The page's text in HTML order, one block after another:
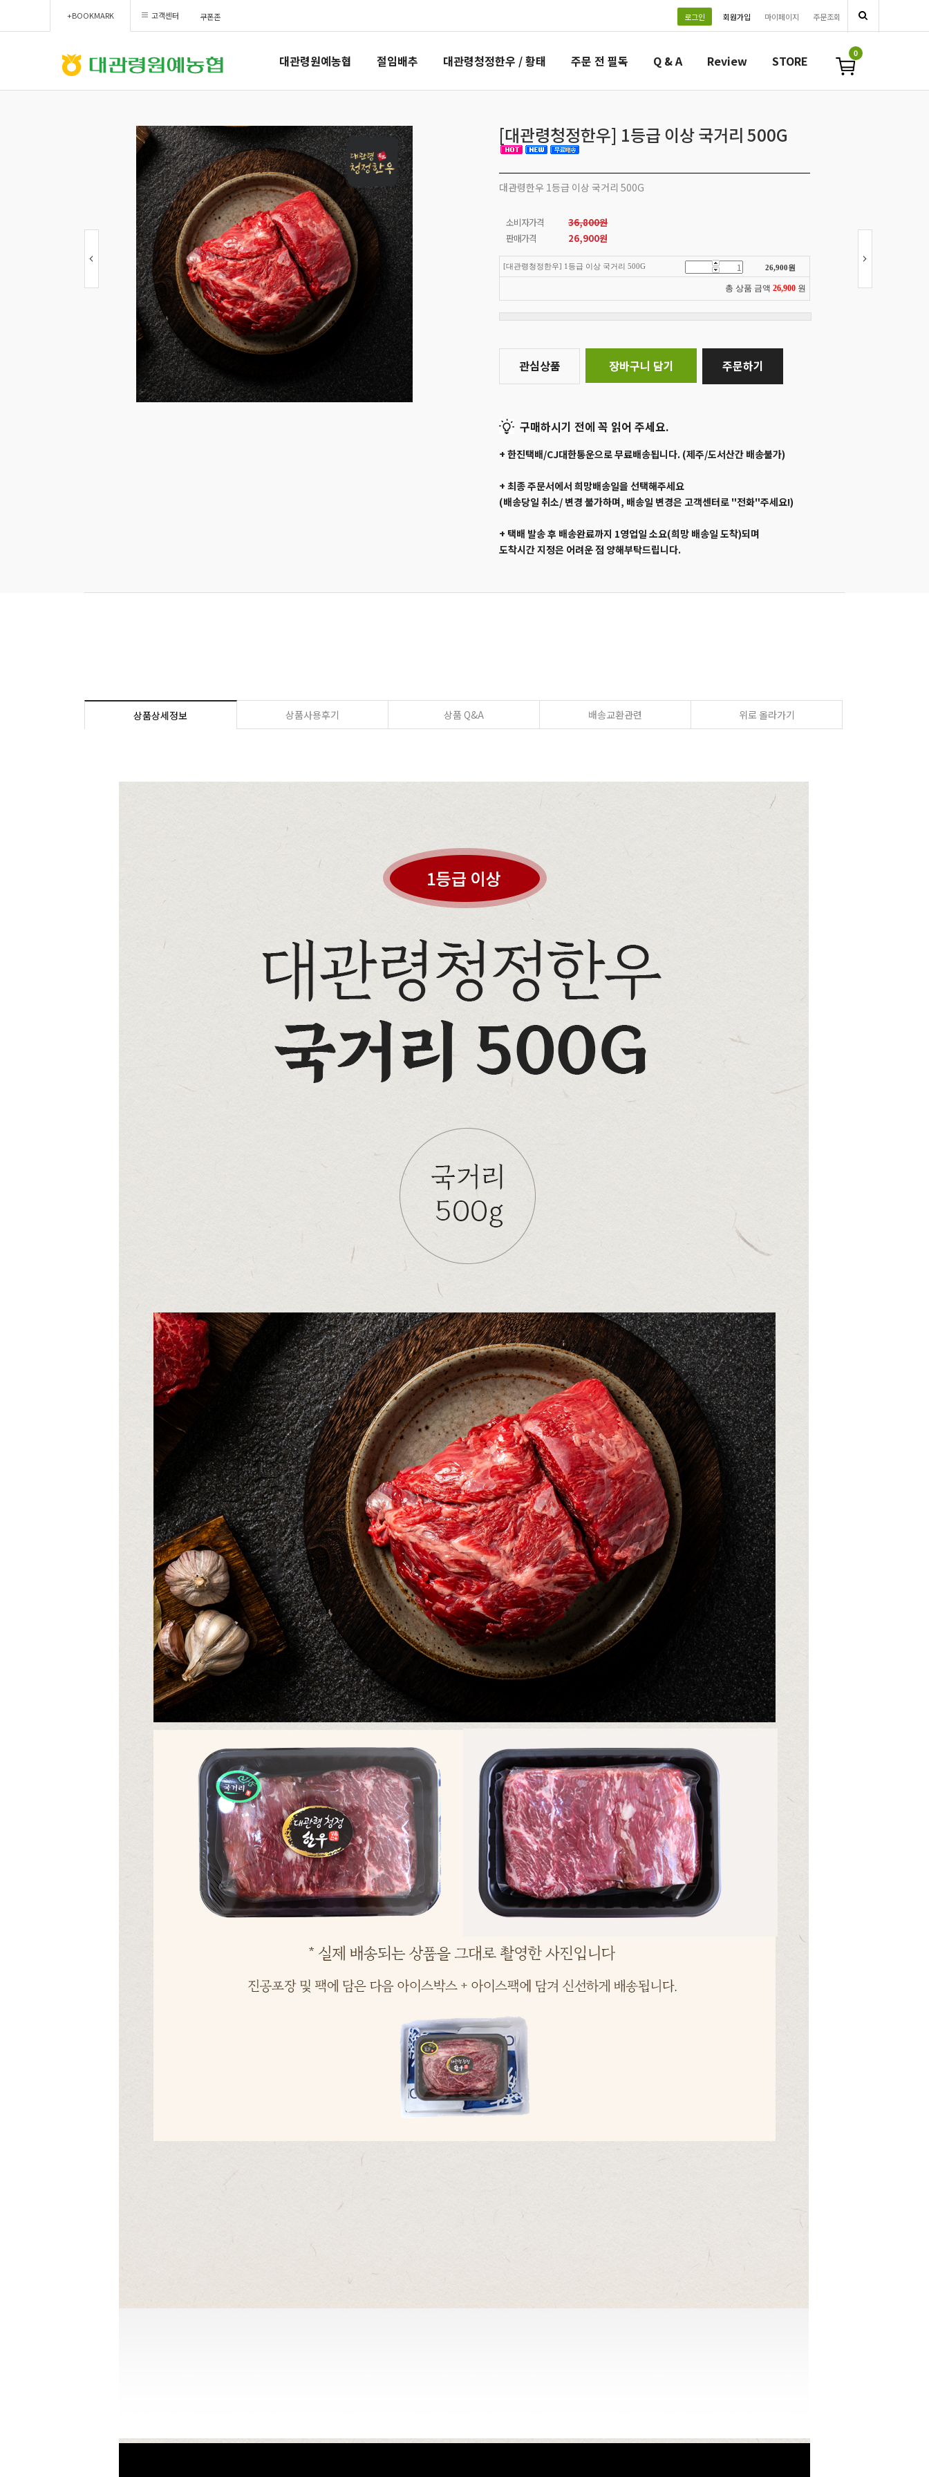
+BOOKMARK 고객센터 쿠폰존 로그인 회원가입 마이페이지 주문조회
대관령원예농협 절임배추 대관령청정한우 / 황태 주문 전 필독 Q & A Review STORE 0
[대관령청정한우] 1등급 이상 국거리 500G
대관령한우 1등급 이상 국거리 500G
소비자가격
36,800원
판매가격
26,900원
[대관령청정한우] 1등급 이상 국거리 500G 26,900원
총 상품 금액 26,900 원
관심상품 장바구니 담기 주문하기
구매하시기 전에 꼭 읽어 주세요.
+ 한진택배/CJ대한통운으로 무료배송됩니다. (제주/도서산간 배송불가)
+ 최종 주문서에서 희망배송일을 선택해주세요
(배송당일 취소/ 변경 불가하며, 배송일 변경은 고객센터로 "전화"주세요!)
+ 택배 발송 후 배송완료까지 1영업일 소요(희망 배송일 도착)되며
도착시간 지정은 어려운 점 양해부탁드립니다.
상품상세정보 상품사용후기 상품 Q&A 배송교환관련 위로 올라가기